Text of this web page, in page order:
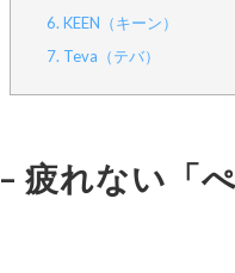
6. KEEN（キーン）
7. Teva（テバ）
– 疲れない「